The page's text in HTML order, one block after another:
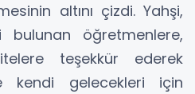
altını çizdi. Yahşi,
öğretmenlere,
teşekkür ederek
kendi gelecekleri için